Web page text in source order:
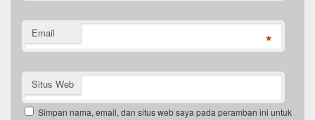
Email *
Situs Web
Simpan nama, email, dan situs web saya pada peramban ini untuk